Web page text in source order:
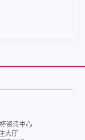
资讯中心
大厅